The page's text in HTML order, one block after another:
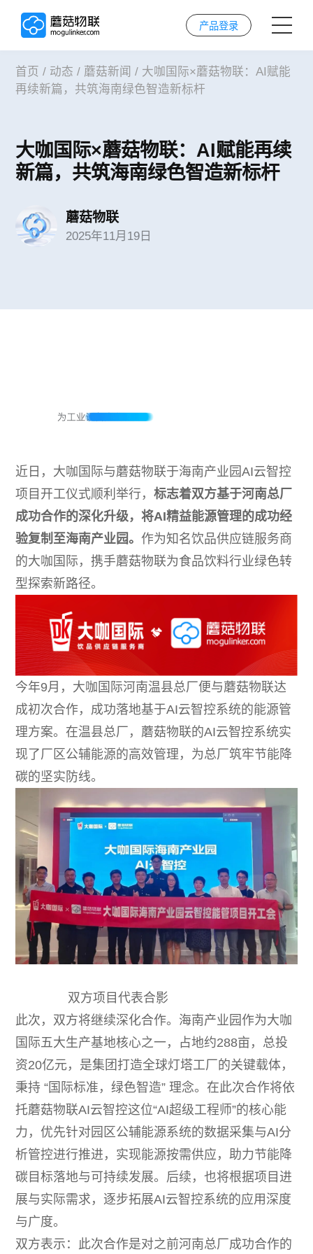
首页
AI技术
实施服务
产品登录
首页 / 动态 / 蘑菇新闻 / 大咖国际×蘑菇物联：AI赋能
再续新篇，共筑海南绿色智造新标杆
大咖国际×蘑菇物联：AI赋能再续
新篇，共筑海南绿色智造新标杆
蘑菇物联
2025年11月19日
近日，大咖国际与蘑菇物联于海南产业园AI云智控
项目开工仪式顺利举行，标志着双方基于河南总厂
成功合作的深化升级，将AI精益能源管理的成功经
验复制至海南产业园。 作为知名饮品供应链服务商
的大咖国际，携手蘑菇物联为食品饮料行业绿色转
型探索新路径。
今年9月，大咖国际河南温县总厂便与蘑菇物联达
成初次合作，成功落地基于AI云智控系统的能源管
理方案。在温县总厂，蘑菇物联的AI云智控系统实
现了厂区公辅能源的高效管理，为总厂筑牢节能降
碳的坚实防线。
双方项目代表合影
此次，双方将继续深化合作。海南产业园作为大咖
国际五大生产基地核心之一，占地约288亩，总投
资20亿元，是集团打造全球灯塔工厂的关键载体，
秉持 “国际标准，绿色智造” 理念。在此次合作将依
托蘑菇物联AI云智控这位“AI超级工程师”的核心能
力，优先针对园区公辅能源系统的数据采集与AI分
析管控进行推进，实现能源按需供应，助力节能降
碳目标落地与可持续发展。后续，也将根据项目进
展与实际需求，逐步拓展AI云智控系统的应用深度
与广度。
双方表示：此次合作是对之前河南总厂成功合作的